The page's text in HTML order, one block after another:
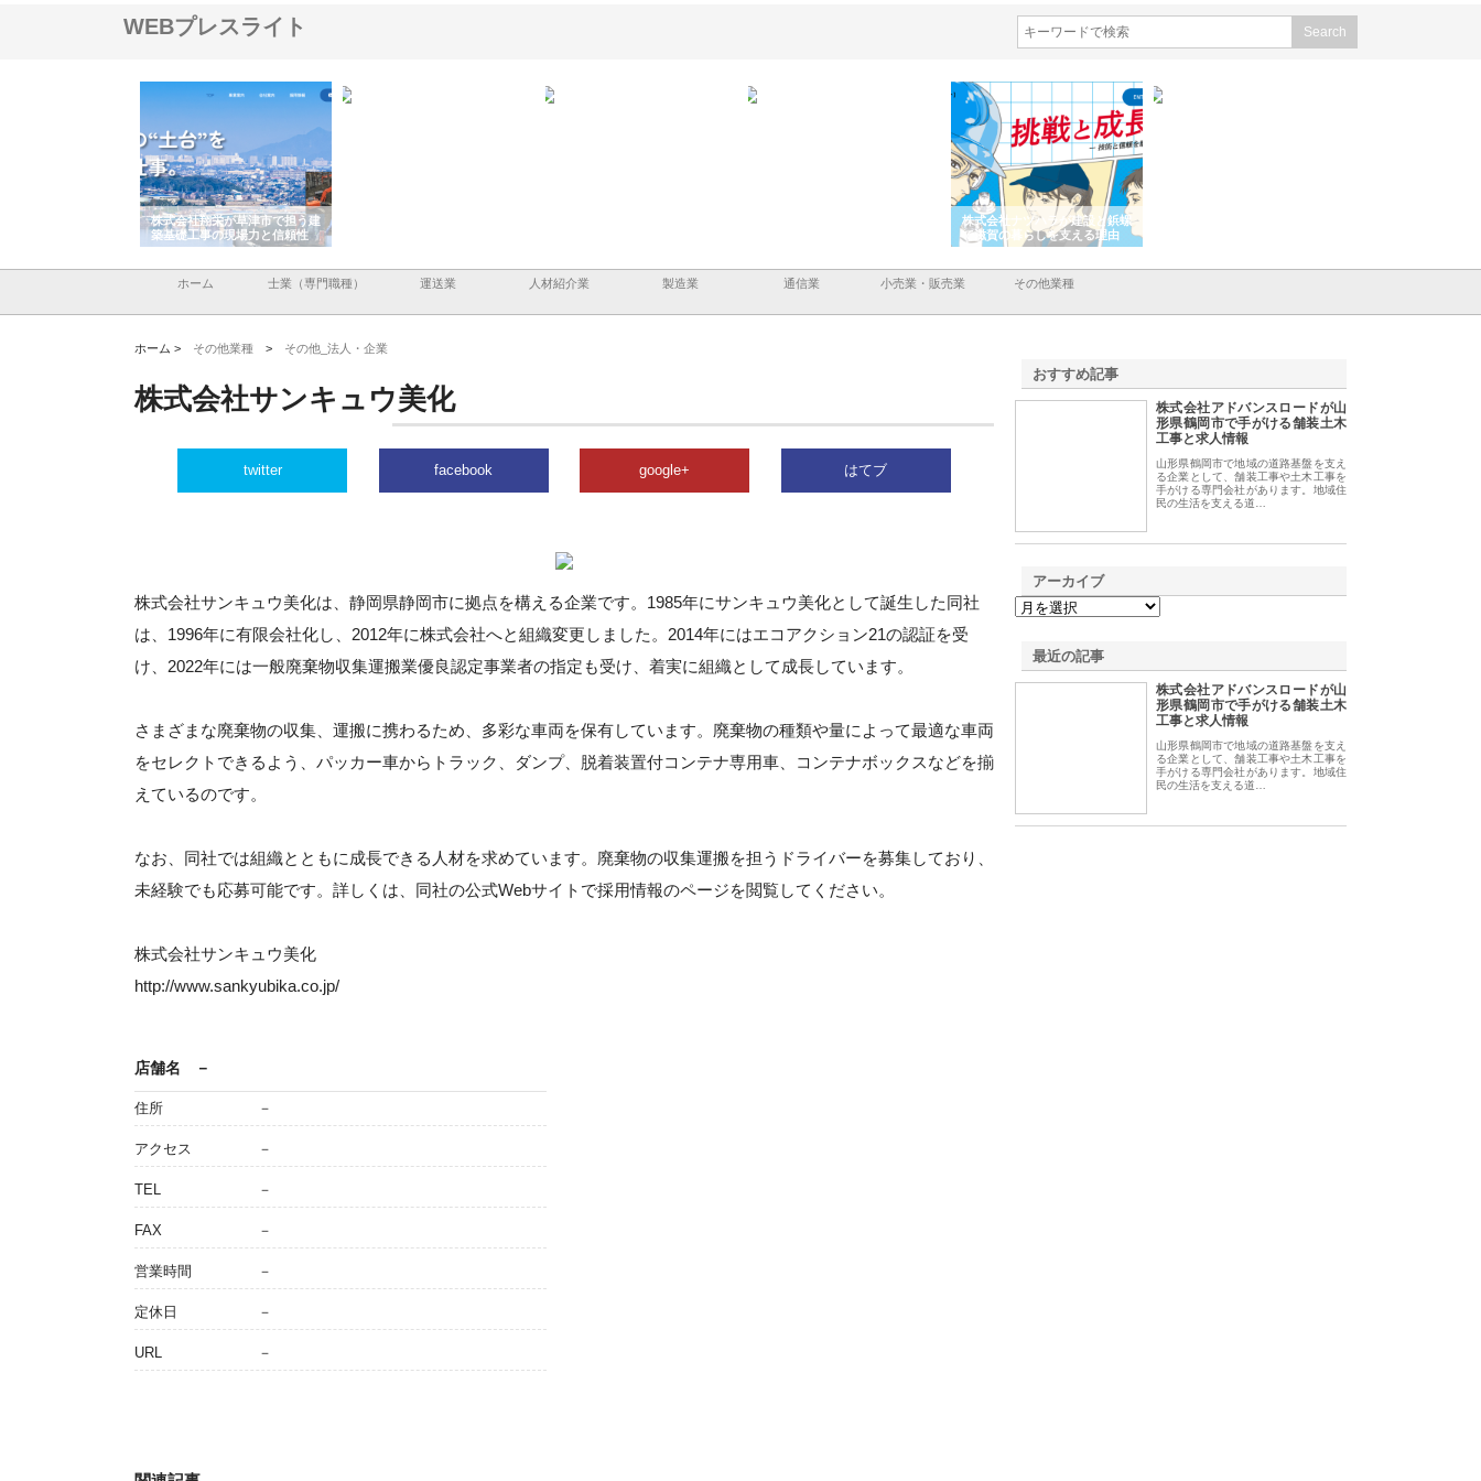
WEBプレスライト
株式会社翔栄が草津市で担う建
築基礎工事の現場力と信頼性
株式会社ナツハラが建設と鋲螺
で滋賀の暮らしを支える理由
ホーム 士業（専門職種） 運送業 人材紹介業 製造業 通信業 小売業・販売業 その他業種
ホーム > その他業種 > その他_法人・企業
株式会社サンキュウ美化
twitter facebook google+ はてブ
株式会社サンキュウ美化は、静岡県静岡市に拠点を構える企業です。1985年にサンキュウ美化として誕生した同社
は、1996年に有限会社化し、2012年に株式会社へと組織変更しました。2014年にはエコアクション21の認証を受
け、2022年には一般廃棄物収集運搬業優良認定事業者の指定も受け、着実に組織として成長しています。
さまざまな廃棄物の収集、運搬に携わるため、多彩な車両を保有しています。廃棄物の種類や量によって最適な車両
をセレクトできるよう、パッカー車からトラック、ダンプ、脱着装置付コンテナ専用車、コンテナボックスなどを揃
えているのです。
なお、同社では組織とともに成長できる人材を求めています。廃棄物の収集運搬を担うドライバーを募集しており、
未経験でも応募可能です。詳しくは、同社の公式Webサイトで採用情報のページを閲覧してください。
株式会社サンキュウ美化
http://www.sankyubika.co.jp/
店舗名 －
住所 －
アクセス －
TEL －
FAX －
営業時間 －
定休日 －
URL －
おすすめ記事
株式会社アドバンスロードが山
形県鶴岡市で手がける舗装土木
工事と求人情報
山形県鶴岡市で地域の道路基盤を支え
る企業として、舗装工事や土木工事を
手がける専門会社があります。地域住
民の生活を支える道…
アーカイブ
最近の記事
株式会社アドバンスロードが山
形県鶴岡市で手がける舗装土木
工事と求人情報
山形県鶴岡市で地域の道路基盤を支え
る企業として、舗装工事や土木工事を
手がける専門会社があります。地域住
民の生活を支える道…